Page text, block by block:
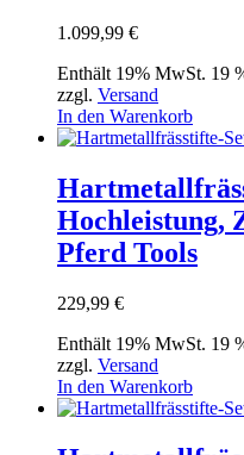
1.099,99 €
Enthält 19% MwSt. 19
zzgl. Versand
In den Warenkorb
Hochleistung,
Pferd Tools
229,99 €
Enthält 19% MwSt. 19
zzgl. Versand
In den Warenkorb